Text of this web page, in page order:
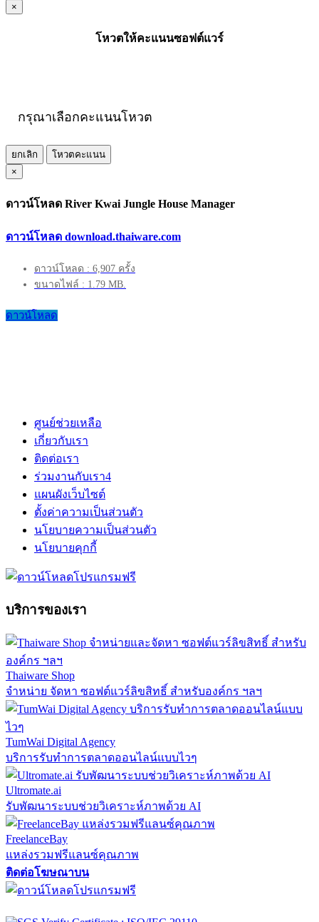
×
โหวตให้คะแนนซอฟต์แวร์
กรุณาเลือกคะแนนโหวต
ยกเลิก
โหวตคะแนน
×
ดาวน์โหลด River Kwai Jungle House Manager
ดาวน์โหลด download.thaiware.com
ดาวน์โหลด : 6,907 ครั้ง
ขนาดไฟล์ : 1.79 MB.
ดาวน์โหลด
ศูนย์ช่วยเหลือ
เกี่ยวกับเรา
ติดต่อเรา
ร่วมงานกับเรา4
แผนผังเว็บไซต์
ตั้งค่าความเป็นส่วนตัว
นโยบายความเป็นส่วนตัว
นโยบายคุกกี้
บริการของเรา
Thaiware Shop
จำหน่าย จัดหา ซอฟต์แวร์ลิขสิทธิ์ สำหรับองค์กร ฯลฯ
TumWai Digital Agency
บริการรับทำการตลาดออนไลน์แบบไวๆ
Ultromate.ai
รับพัฒนาระบบช่วยวิเคราะห์ภาพด้วย AI
FreelanceBay
แหล่งรวมฟรีแลนซ์คุณภาพ
ติดต่อโฆษณาบน